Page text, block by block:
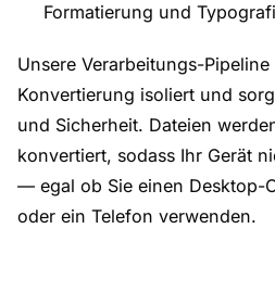
Formatierung und
Unsere Verarbeitungs-
Konvertierung isoliert und
und Sicherheit. Dateien
konvertiert, sodass Ihr Gerät
— egal ob Sie einen Desktop-
oder ein Telefon verwenden.